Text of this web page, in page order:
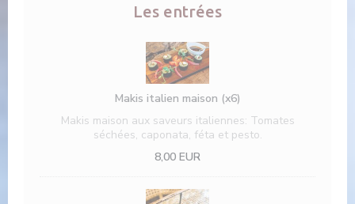
Les entrées
Makis italien maison (x6)
Makis maison aux saveurs italiennes: Tomates
séchées, caponata, féta et pesto.
8,00 EUR